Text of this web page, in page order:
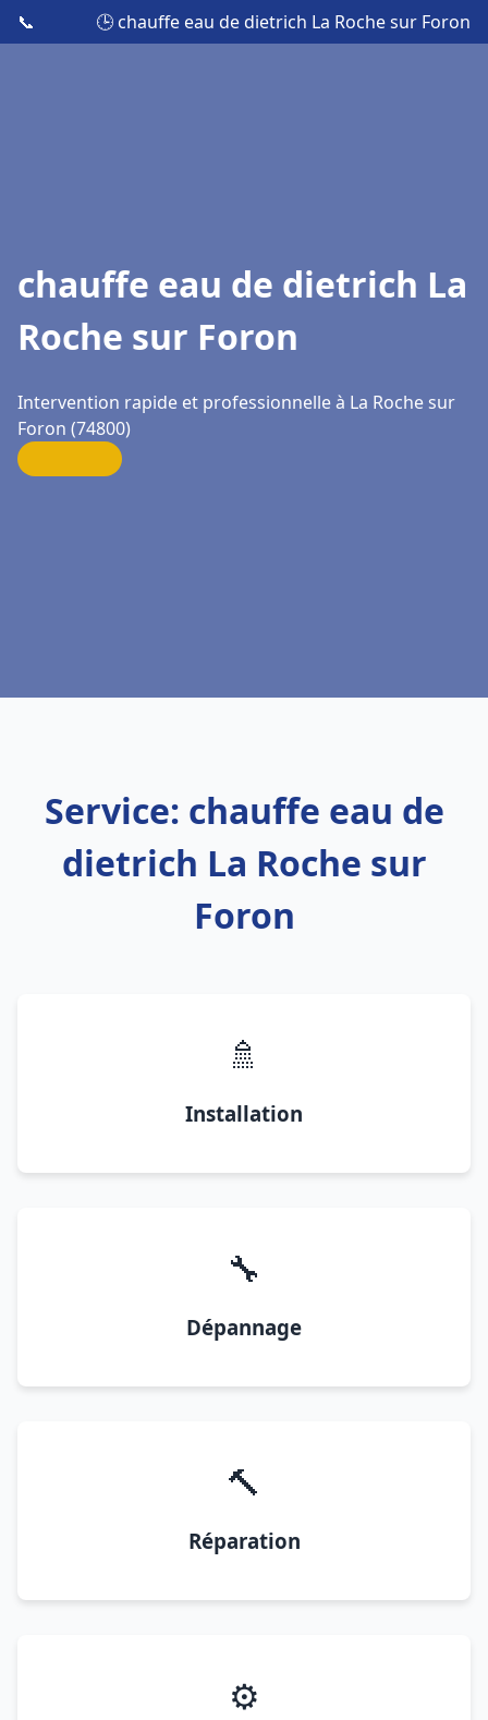
📞 🕒 chauffe eau de dietrich La Roche sur Foron
chauffe eau de dietrich La
Roche sur Foron
Intervention rapide et professionnelle à La Roche sur
Foron (74800)
Service: chauffe eau de
dietrich La Roche sur
Foron
🚿
Installation
🔧
Dépannage
🔨
Réparation
⚙️